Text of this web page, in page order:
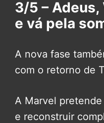
3/5 –
e vá pela
A nova fase
com o retorno de
A Marvel
e reconstruir